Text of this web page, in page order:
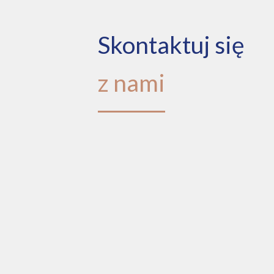
Skontaktuj się
z nami